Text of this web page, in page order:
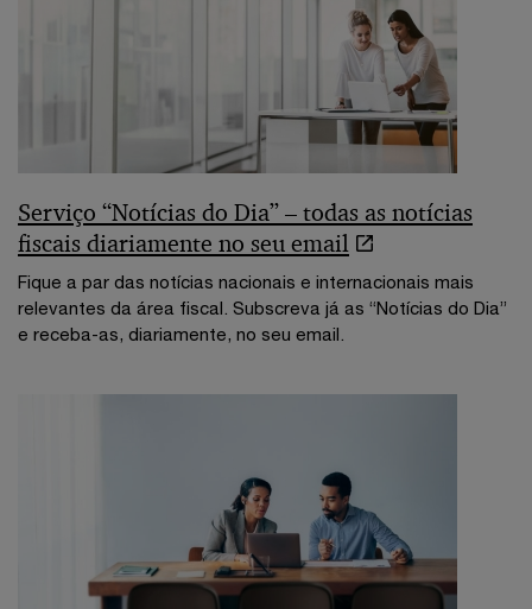
Serviço “Notícias do Dia” – todas as notícias
fiscais diariamente no seu email
Fique a par das notícias nacionais e internacionais mais
relevantes da área fiscal. Subscreva já as “Notícias do Dia”
e receba-as, diariamente, no seu email.